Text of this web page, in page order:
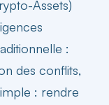
Assets)
:
des conflits,
: rendre